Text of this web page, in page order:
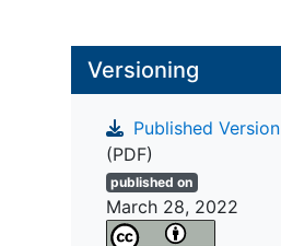
Versioning
Published Version
(PDF)
published on
March 28, 2022